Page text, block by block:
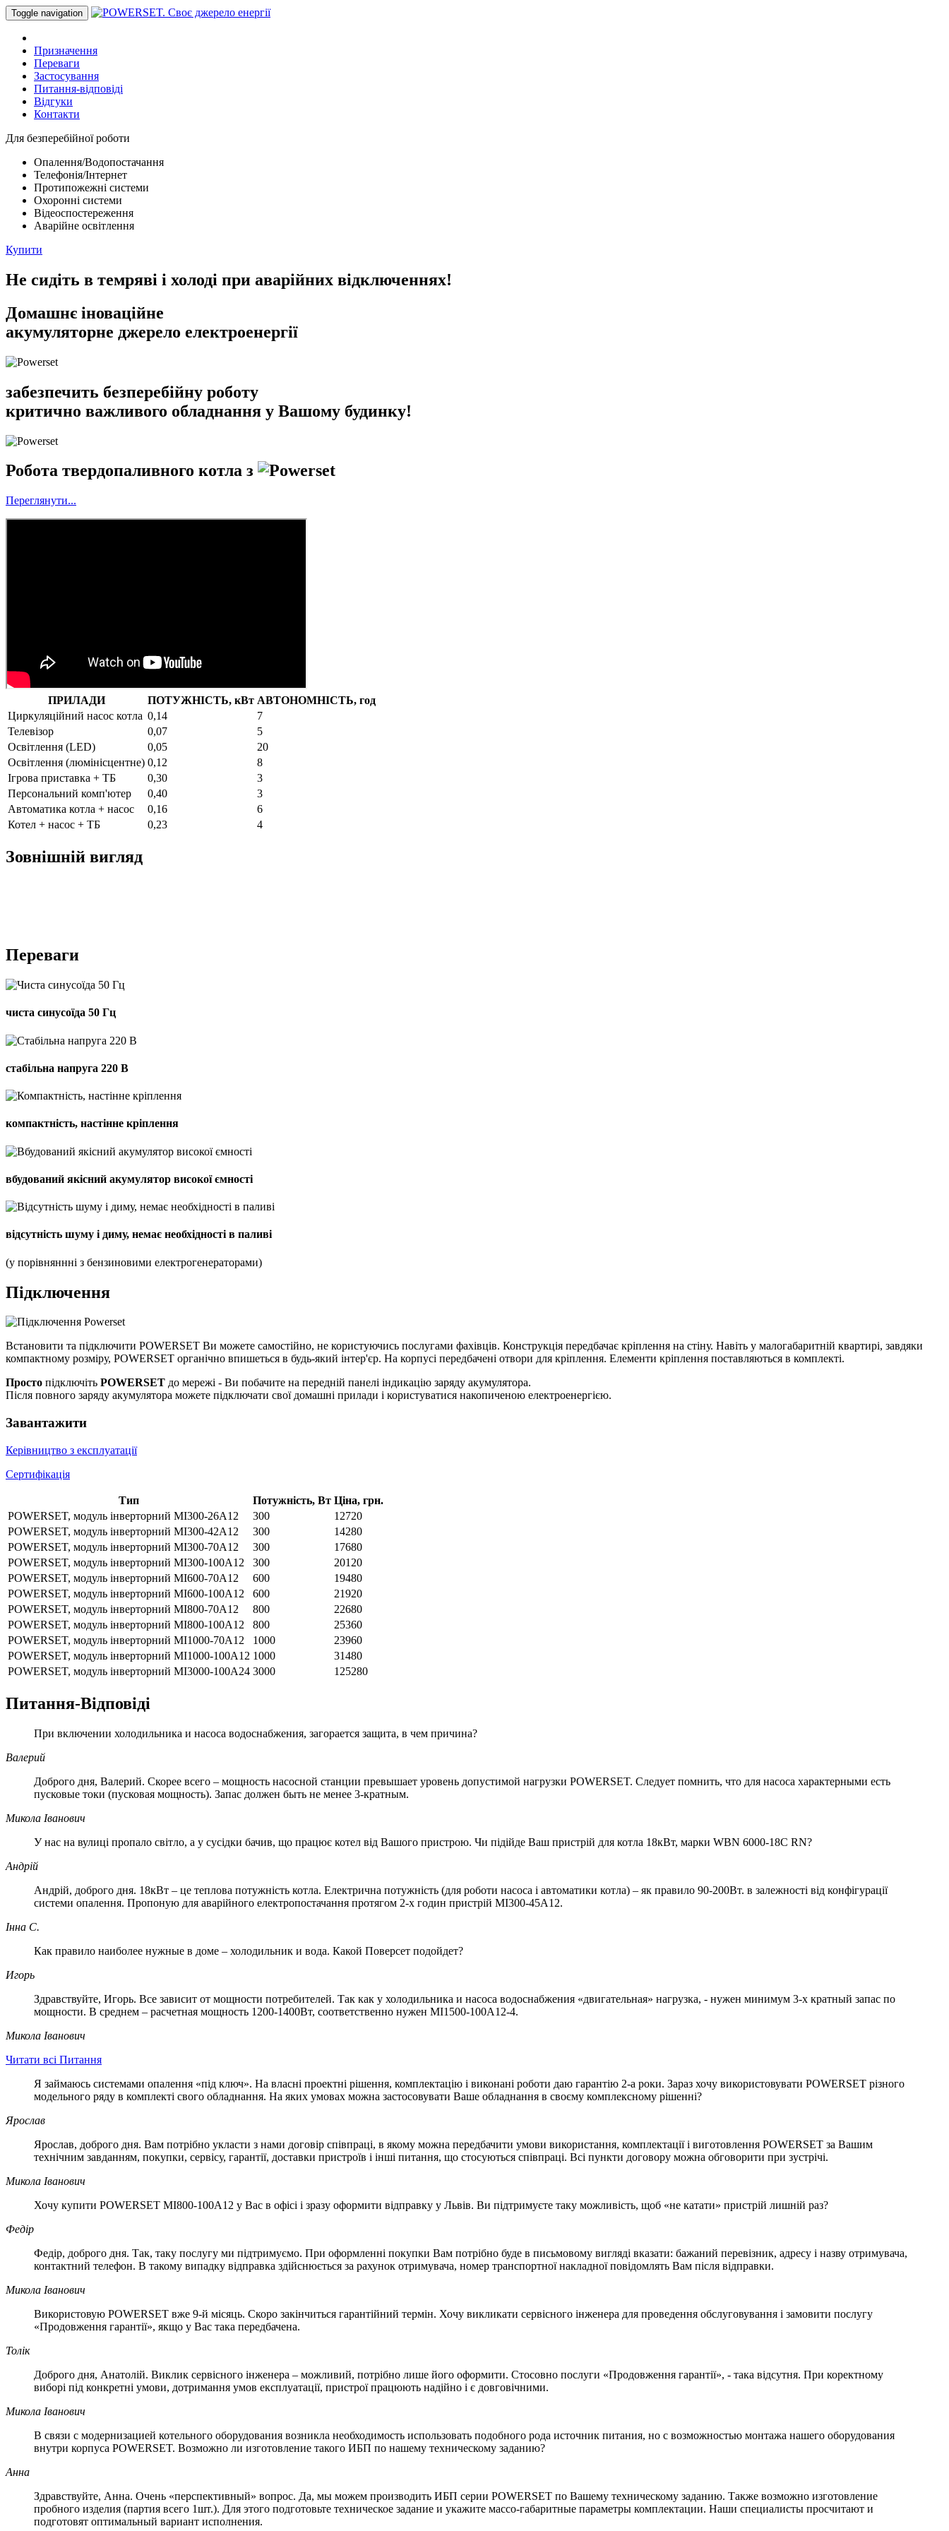
Toggle navigation
Призначення
Переваги
Застосування
Питання-відповіді
Відгуки
Контакти
Для безперебійної роботи
Опалення/Водопостачання
Телефонія/Інтернет
Протипожежні системи
Охоронні системи
Відеоспостереження
Аварійне освітлення
Купити
Не сидіть в темряві і холоді при аварійних відключеннях!
Домашнє іноваційне
акумуляторне джерело електроенергії
забезпечить безперебійну роботу
критично важливого обладнання у Вашому будинку!
Робота твердопаливного котла з
Переглянути...
ПРИЛАДИ ПОТУЖНІСТЬ, кВт АВТОНОМНІСТЬ, год
Циркуляційний насос котла 0,14
7
Телевізор
0,07
5
Освітлення (LED)
0,05
20
Освітлення (люмінісцентне) 0,12
8
Ігрова приставка + ТБ
0,30
3
Персональний комп'ютер
0,40
3
Автоматика котла + насос
0,16
6
Котел + насос + ТБ
0,23 4
Зовнішній вигляд
Переваги
чиста синусоїда 50 Гц
стабільна напруга 220 В
компактність, настінне кріплення
вбудований якісний акумулятор високої ємності
відсутність шуму і диму, немає необхідності в паливі
(у порівняннні з бензиновими електрогенераторами)
Підключення
Встановити та підключити POWERSET Ви можете самостійно, не користуючись послугами фахівців. Конструкція передбачає кріплення на стіну. Навіть у малогабаритній квартирі, завдяки
компактному розміру, POWERSET органічно впишеться в будь-який інтер'єр. На корпусі передбачені отвори для кріплення. Елементи кріплення поставляються в комплекті.
Просто підключіть POWERSET до мережі - Ви побачите на передній панелі індикацію заряду акумулятора.
Після повного заряду акумулятора можете підключати свої домашні прилади і користуватися накопиченою електроенергією.
Завантажити
Керівництво з експлуатації
Сертифікація
Тип Потужність, Вт Ціна, грн.
POWERSET, модуль інверторний МІ300-26А12
300
12720
POWERSET, модуль інверторний МІ300-42А12
300
14280
POWERSET, модуль інверторний МІ300-70А12
300
17680
POWERSET, модуль інверторний МІ300-100А12
300
20120
POWERSET, модуль інверторний МІ600-70A12
600
19480
POWERSET, модуль інверторний МІ600-100А12
600
21920
POWERSET, модуль інверторний МІ800-70А12
800
22680
POWERSET, модуль інверторний МІ800-100А12
800
25360
POWERSET, модуль інверторний МІ1000-70А12
1000
23960
POWERSET, модуль інверторний МІ1000-100А12 1000
31480
POWERSET, модуль інверторний МІ3000-100А24 3000 125280
Питання-Відповіді
При включении холодильника и насоса водоснабжения, загорается защита, в чем причина?
Валерий
Доброго дня, Валерий. Скорее всего – мощность насосной станции превышает уровень допустимой нагрузки POWERSET. Следует помнить, что для насоса характерными есть
пусковые токи (пусковая мощность). Запас должен быть не менее 3-кратным.
Микола Іванович
У нас на вулиці пропало світло, а у сусідки бачив, що працює котел від Вашого пристрою. Чи підійде Ваш пристрій для котла 18кВт, марки WBN 6000-18C RN?
Андрій
Андрій, доброго дня. 18кВт – це теплова потужність котла. Електрична потужність (для роботи насоса і автоматики котла) – як правило 90-200Вт. в залежності від конфігурації
системи опалення. Пропоную для аварійного електропостачання протягом 2-х годин пристрій МІ300-45А12.
Інна С.
Как правило наиболее нужные в доме – холодильник и вода. Какой Поверсет подойдет?
Игорь
Здравствуйте, Игорь. Все зависит от мощности потребителей. Так как у холодильника и насоса водоснабжения «двигательная» нагрузка, - нужен минимум 3-х кратный запас по
мощности. В среднем – расчетная мощность 1200-1400Вт, соответственно нужен МІ1500-100А12-4.
Микола Іванович
Читати всі Питання
Я займаюсь системами опалення «під ключ». На власні проектні рішення, комплектацію і виконані роботи даю гарантію 2-а роки. Зараз хочу використовувати POWERSET різного
модельного ряду в комплекті свого обладнання. На яких умовах можна застосовувати Ваше обладнання в своєму комплексному рішенні?
Ярослав
Ярослав, доброго дня. Вам потрібно укласти з нами договір співпраці, в якому можна передбачити умови використання, комплектації і виготовлення POWERSET за Вашим
технічним завданням, покупки, сервісу, гарантії, доставки пристроїв і інші питання, що стосуються співпраці. Всі пункти договору можна обговорити при зустрічі.
Микола Іванович
Хочу купити POWERSET МІ800-100А12 у Вас в офісі і зразу оформити відправку у Львів. Ви підтримуєте таку можливість, щоб «не катати» пристрій лишній раз?
Федір
Федір, доброго дня. Так, таку послугу ми підтримуємо. При оформленні покупки Вам потрібно буде в письмовому вигляді вказати: бажаний перевізник, адресу і назву отримувача,
контактний телефон. В такому випадку відправка здійснюється за рахунок отримувача, номер транспортної накладної повідомлять Вам після відправки.
Микола Іванович
Використовую POWERSET вже 9-й місяць. Скоро закінчиться гарантійний термін. Хочу викликати сервісного інженера для проведення обслуговування і замовити послугу
«Продовження гарантії», якщо у Вас така передбачена.
Толік
Доброго дня, Анатолій. Виклик сервісного інженера – можливий, потрібно лише його оформити. Стосовно послуги «Продовження гарантії», - така відсутня. При коректному
виборі під конкретні умови, дотримання умов експлуатації, пристрої працюють надійно і є довговічними.
Микола Іванович
В связи с модернизацией котельного оборудования возникла необходимость использовать подобного рода источник питания, но с возможностью монтажа нашего оборудования
внутри корпуса POWERSET. Возможно ли изготовление такого ИБП по нашему техническому заданию?
Анна
Здравствуйте, Анна. Очень «перспективный» вопрос. Да, мы можем производить ИБП серии POWERSET по Вашему техническому заданию. Также возможно изготовление
пробного изделия (партия всего 1шт.). Для этого подготовьте техническое задание и укажите массо-габаритные параметры комплектации. Наши специалисты просчитают и
подготовят оптимальный вариант исполнения.